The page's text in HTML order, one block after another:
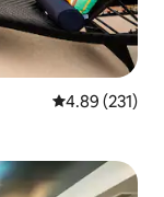
औसत रेटिंग 5 में से
4.89 (231)